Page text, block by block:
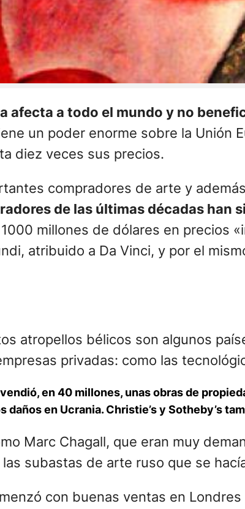
afecta a todo el mundo y no
un poder enorme sobre la
diez veces sus precios.
compradores de arte y
de las últimas décadas han
millones de dólares en precios
atribuido a Da Vinci, y por el
atropellos bélicos son algunos
privadas: como las
en 40 millones, unas obras de
daños en Ucrania. Christie’s y Sotheby’s
Marc Chagall, que eran muy
subastas de arte ruso que se
con buenas ventas en